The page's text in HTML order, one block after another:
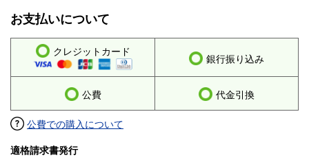
お支払いについて
クレジットカード
銀行振り込み
公費 代金引換
公費での購入について
適格請求書発行